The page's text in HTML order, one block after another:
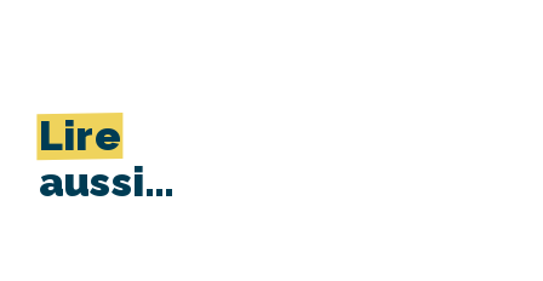
Lire
aussi…